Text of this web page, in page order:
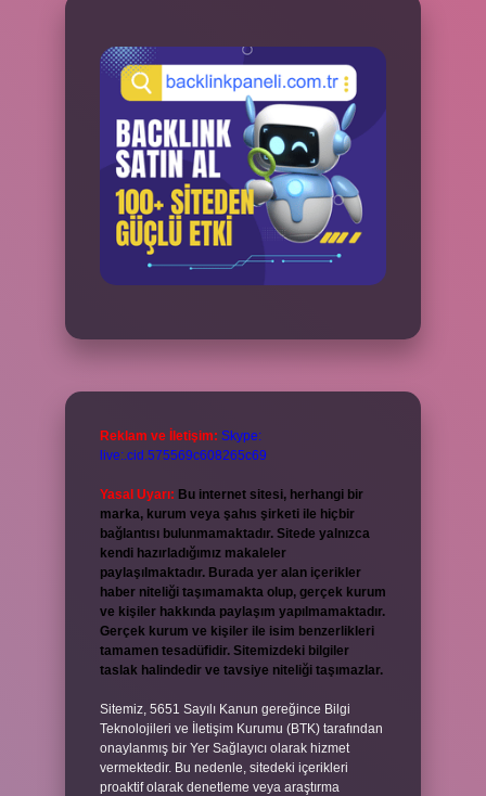
Reklam ve İletişim: Skype:
live:.cid.575569c608265c69
Yasal Uyarı: Bu internet sitesi, herhangi bir
marka, kurum veya şahıs şirketi ile hiçbir
bağlantısı bulunmamaktadır. Sitede yalnızca
kendi hazırladığımız makaleler
paylaşılmaktadır. Burada yer alan içerikler
haber niteliği taşımamakta olup, gerçek kurum
ve kişiler hakkında paylaşım yapılmamaktadır.
Gerçek kurum ve kişiler ile isim benzerlikleri
tamamen tesadüfidir. Sitemizdeki bilgiler
taslak halindedir ve tavsiye niteliği taşımazlar.
Sitemiz, 5651 Sayılı Kanun gereğince Bilgi
Teknolojileri ve İletişim Kurumu (BTK) tarafından
onaylanmış bir Yer Sağlayıcı olarak hizmet
vermektedir. Bu nedenle, sitedeki içerikleri
proaktif olarak denetleme veya araştırma